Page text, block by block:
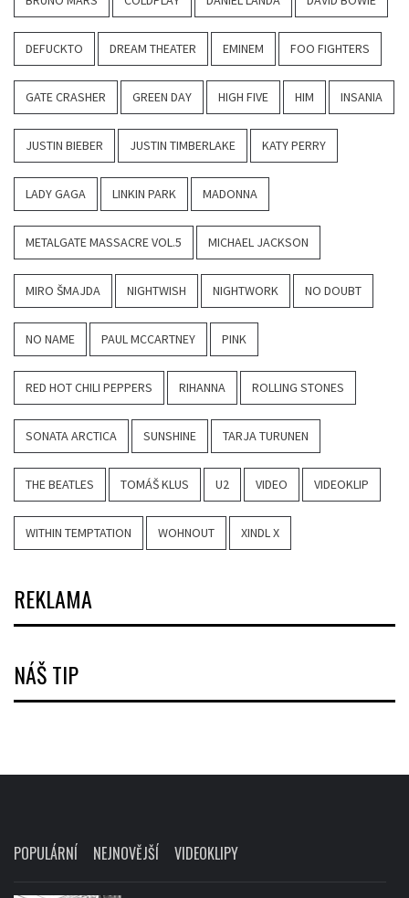
DEFUCKTO DREAM THEATER EMINEM FOO FIGHTERS
GATE CRASHER GREEN DAY HIGH FIVE HIM INSANIA
JUSTIN BIEBER JUSTIN TIMBERLAKE KATY PERRY
LADY GAGA LINKIN PARK MADONNA
METALGATE MASSACRE VOL.5 MICHAEL JACKSON
MIRO ŠMAJDA NIGHTWISH NIGHTWORK NO DOUBT
NO NAME PAUL MCCARTNEY PINK
RED HOT CHILI PEPPERS RIHANNA ROLLING STONES
SONATA ARCTICA SUNSHINE TARJA TURUNEN
THE BEATLES TOMÁŠ KLUS U2 VIDEO VIDEOKLIP
WITHIN TEMPTATION WOHNOUT XINDL X
REKLAMA
NÁŠ TIP
POPULÁRNÍ NEJNOVĚJŠÍ VIDEOKLIPY